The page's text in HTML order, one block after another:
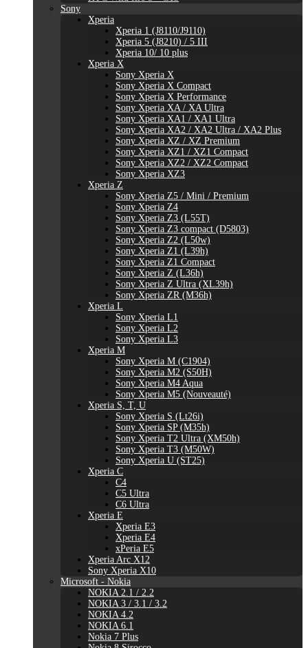
Sony
Xperia
Xperia 1 (J8110/J9110)
Xperia 5 (J8210) / 5 III
Xperia 10/ 10 plus
Xperia X
Sony Xperia X
Sony Xperia X Compact
Sony Xperia X Performance
Sony Xperia XA / XA Ultra
Sony Xperia XA1 / XA1 Ultra
Sony Xperia XA2 / XA2 Ultra / XA2 Plus
Sony Xperia XZ / XZ Premium
Sony Xperia XZ1 / XZ1 Compact
Sony Xperia XZ2 / XZ2 Compact
Sony Xperia XZ3
Xperia Z
Sony Xperia Z5 / Mini / Premium
Sony Xperia Z4
Sony Xperia Z3 (L55T)
Sony Xperia Z3 compact (D5803)
Sony Xperia Z2 (L50w)
Sony Xperia Z1 (L39h)
Sony Xperia Z1 Compact
Sony Xperia Z (L36h)
Sony Xperia Z Ultra (XL39h)
Sony Xperia ZR (M36h)
Xperia L
Sony Xperia L1
Sony Xperia L2
Sony Xperia L3
Xperia M
Sony Xperia M (C1904)
Sony Xperia M2 (S50H)
Sony Xperia M4 Aqua
Sony Xperia M5 (Nouveauté)
Xperia S, T, U
Sony Xperia S (Lt26i)
Sony Xperia SP (M35h)
Sony Xperia T2 Ultra (XM50h)
Sony Xperia T3 (M50W)
Sony Xperia U (ST25)
Xperia C
C4
C5 Ultra
C6 Ultra
Xperia E
Xperia E3
Xperia E4
xPeria E5
Xperia Arc X12
Sony Xperia X10
Microsoft - Nokia
NOKIA 2.1 / 2.2
NOKIA 3 / 3.1 / 3.2
NOKIA 4.2
NOKIA 6.1
Nokia 7 Plus